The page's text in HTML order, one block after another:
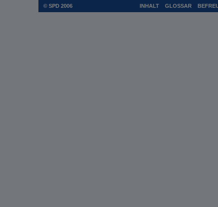
© SPD 2006 INHALT GLOSSAR